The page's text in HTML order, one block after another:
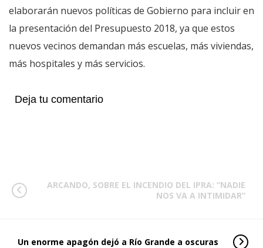
elaborarán nuevos políticas de Gobierno para incluir en
la presentación del Presupuesto 2018, ya que estos
nuevos vecinos demandan más escuelas, más viviendas,
más hospitales y más servicios.
Deja tu comentario
ARCANDO, SOBRE EL INCENDIO DEL IPRA: “NADIE
NOS VA A INTIMIDAR”
Un enorme apagón dejó a Río Grande a oscuras